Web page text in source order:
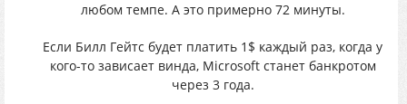
любом темпе. А это примерно 72 минуты.
Если Билл Гейтс будет платить 1$ каждый раз, когда у
кого-то зависает винда, Microsoft станет банкротом
через 3 года.